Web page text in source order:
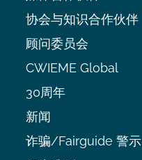
协会与知识合作伙伴
顾问委员会
CWIEME Global
30周年
新闻
诈骗/Fairguide 警示